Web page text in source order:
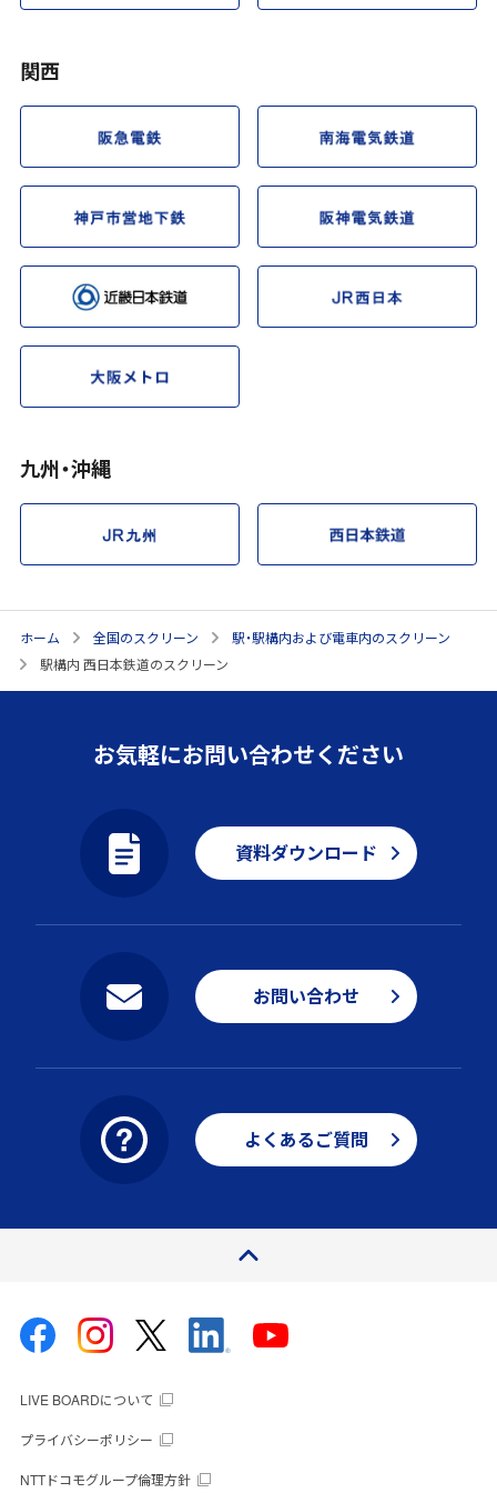
関西
九州・沖縄
ホーム 全国のスクリーン
駅・駅構内および電車内のスクリーン
駅構内 西日本鉄道のスクリーン
お気軽にお問い合わせください
資料ダウンロード
お問い合わせ
よくあるご質問
LIVE BOARDについて
プライバシーポリシー
NTTドコモグループ倫理方針